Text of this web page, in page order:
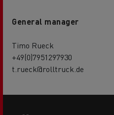
General manager
Timo Rueck
+49(0)7951297930
t.rueck@rolltruck.de